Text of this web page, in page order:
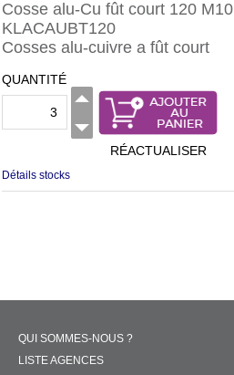
Cosse alu-Cu fût court 120 M10
KLACAUBT120
Cosses alu-cuivre a fût court
QUANTITÉ
RÉACTUALISER
Détails stocks
QUI SOMMES-NOUS ?
LISTE AGENCES